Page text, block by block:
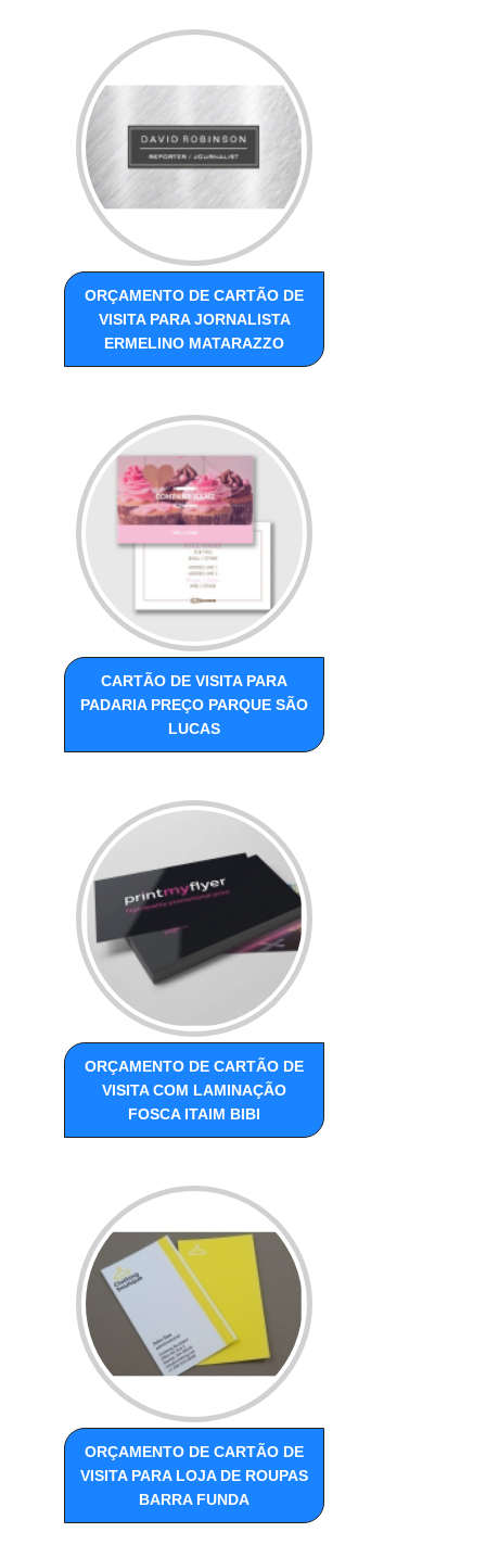
ORÇAMENTO DE CARTÃO DE
VISITA PARA JORNALISTA
ERMELINO MATARAZZO
CARTÃO DE VISITA PARA
PADARIA PREÇO PARQUE SÃO
LUCAS
ORÇAMENTO DE CARTÃO DE
VISITA COM LAMINAÇÃO
FOSCA ITAIM BIBI
ORÇAMENTO DE CARTÃO DE
VISITA PARA LOJA DE ROUPAS
BARRA FUNDA